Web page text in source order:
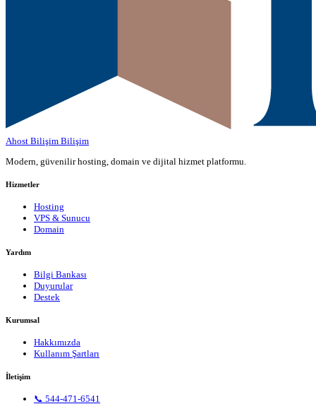
Ahost Bilişim Bilişim
Modern, güvenilir hosting, domain ve dijital hizmet platformu.
Hizmetler
Hosting
VPS & Sunucu
Domain
Yardım
Bilgi Bankası
Duyurular
Destek
Kurumsal
Hakkımızda
Kullanım Şartları
İletişim
📞 544-471-6541